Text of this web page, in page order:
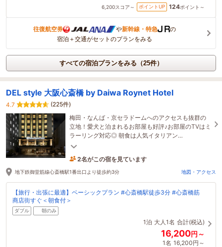
6,200スコア～ ポイントUP 124ポイント～
往復航空券 や新幹線・特急
の
宿泊＋交通がセットのプランをみる
すべての宿泊プランをみる（25件）
DEL style 大阪心斎橋 by Daiwa Roynet Hotel
4.7
(225件)
梅田・なんば・京セラドームへのアクセスも抜群の
立地！愛犬と泊まれるお部屋も好評♪お部屋のTVはミ
ラーリング対応◎ 朝食は人気イタリアン
「SALVATORE CUOMO & BAR」にて！大阪名物も
2名がこの宿を見ています
たった今予約されました
地下鉄御堂筋線心斎橋駅1番出口より徒歩約3分 地図・アクセス
【旅行・出張に最適】ベーシックプラン #心斎橋駅徒歩3分 #心斎橋筋
商店街すぐ＜朝食付＞
ダブル 朝のみ
1泊 大人1名 合計(税込)
16,200円～
1名 16,200円～